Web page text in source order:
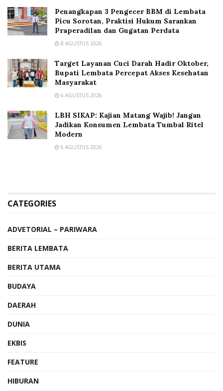
Penangkapan 3 Pengecer BBM di Lembata
Picu Sorotan, Praktisi Hukum Sarankan
Praperadilan dan Gugatan Perdata
8 AGUSTUS 2026
Target Layanan Cuci Darah Hadir Oktober,
Bupati Lembata Percepat Akses Kesehatan
Masyarakat
6 AGUSTUS 2026
LBH SIKAP: Kajian Matang Wajib! Jangan
Jadikan Konsumen Lembata Tumbal Ritel
Modern
6 AGUSTUS 2026
CATEGORIES
ADVETORIAL – PARIWARA
BERITA LEMBATA
BERITA UTAMA
BUDAYA
DAERAH
DUNIA
EKBIS
FEATURE
HIBURAN